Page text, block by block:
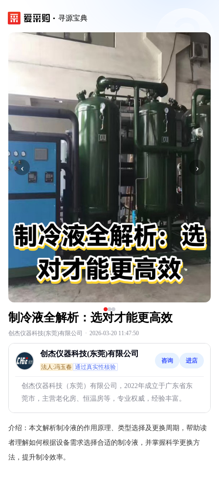
寻源宝典
‹ ›
制冷液全解析：选对才能更高效
创杰仪器科技(东莞)有限公司 · 2026-03-20 11:47:50
创杰仪器科技(东莞)有限公司
法人:冯玉春 通过真实性核验
咨询 进店
创杰仪器科技（东莞）有限公司，2022年成立于广东省东
莞市，主营老化房、恒温房等，专业权威，经验丰富。
介绍： 本文解析制冷液的作用原理、类型选择及更换周期，帮助读
者理解如何根据设备需求选择合适的制冷液，并掌握科学更换方
法，提升制冷效率。